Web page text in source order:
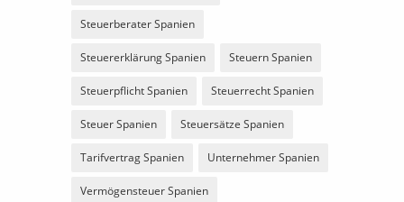
Steuerberater Spanien
Steuererklärung Spanien Steuern Spanien
Steuerpflicht Spanien Steuerrecht Spanien
Steuer Spanien Steuersätze Spanien
Tarifvertrag Spanien Unternehmer Spanien
Vermögensteuer Spanien